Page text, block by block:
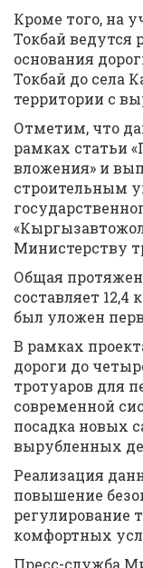
Кроме того, на
Токбай ведутся
основания
Токбай до села
территории с
Отметим, что
рамках статьи
вложения» и
строительным
Министерству
Общая
составляет 12,4
был уложен
В рамках
дороги до
тротуаров для
современной
посадка новых
вырубленных
Реализация
повышение
регулирование
комфортных
Пресс-служба